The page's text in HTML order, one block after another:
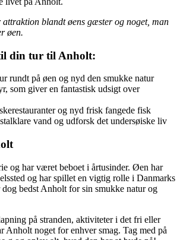
blandt øens gæster og noget, man
øen.
din tur til Anholt:
rundt på øen og nyd den smukke natur
som giver en fantastisk udsigt over
og nyd frisk fangede fisk
vand og udforsk det undersøiske liv
og har været beboet i årtusinder. Øen har
og har spillet en vigtig rolle i Danmarks
bedst Anholt for sin smukke natur og
på stranden, aktiviteter i det fri eller
Anholt noget for enhver smag. Tag med på